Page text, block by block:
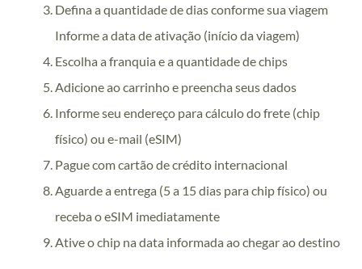
Defina a quantidade de dias conforme sua viagem
Informe a data de ativação (início da viagem)
Escolha a franquia e a quantidade de chips
Adicione ao carrinho e preencha seus dados
Informe seu endereço para cálculo do frete (chip
físico) ou e-mail (eSIM)
Pague com cartão de crédito internacional
Aguarde a entrega (5 a 15 dias para chip físico) ou
receba o eSIM imediatamente
Ative o chip na data informada ao chegar ao destino